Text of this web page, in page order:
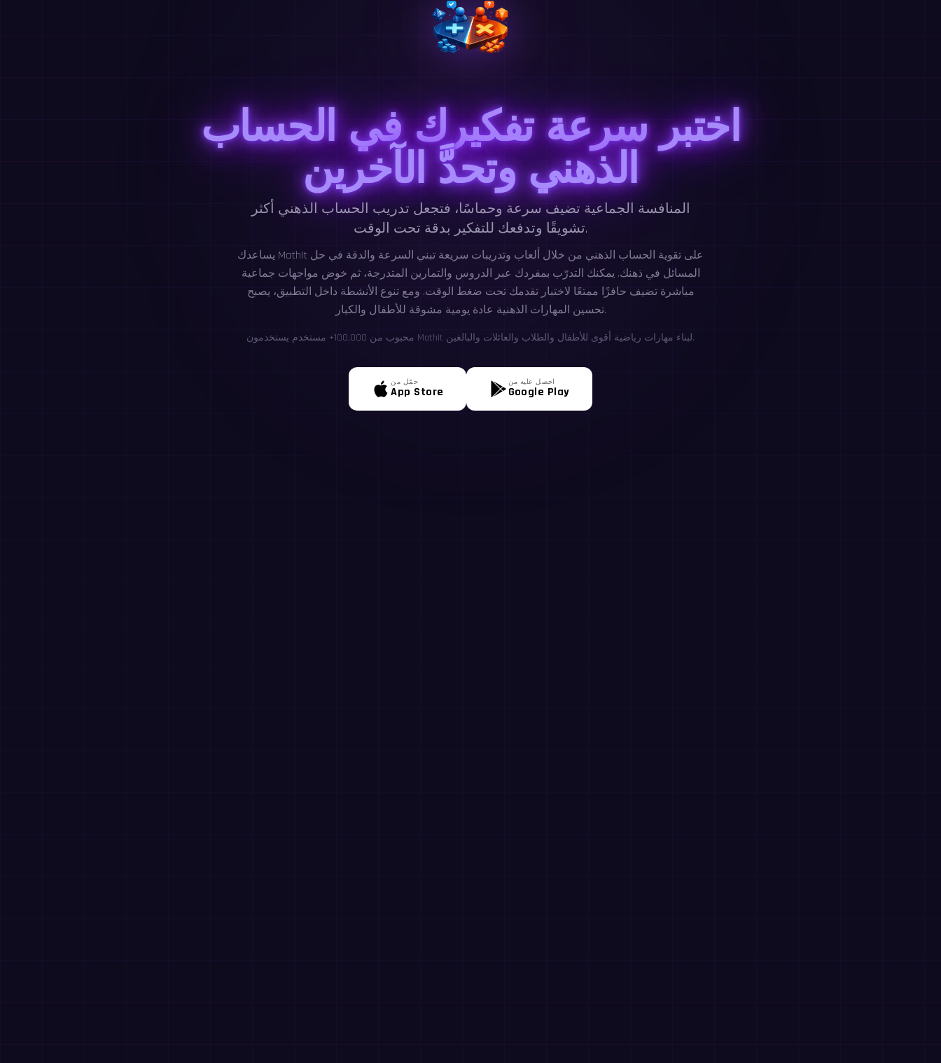
اختبر سرعة تفكيرك في الحساب
الذهني وتحدَّ الآخرين
المنافسة الجماعية تضيف سرعة وحماسًا، فتجعل تدريب الحساب الذهني أكثر
تشويقًا وتدفعك للتفكير بدقة تحت الوقت.
يساعدك MathIt على تقوية الحساب الذهني من خلال ألعاب وتدريبات سريعة تبني السرعة والدقة في حل
المسائل في ذهنك. يمكنك التدرّب بمفردك عبر الدروس والتمارين المتدرجة، ثم خوض مواجهات جماعية
مباشرة تضيف حافزًا ممتعًا لاختبار تقدمك تحت ضغط الوقت. ومع تنوع الأنشطة داخل التطبيق، يصبح
تحسين المهارات الذهنية عادة يومية مشوقة للأطفال والكبار.
محبوب من 100,000+ مستخدم يستخدمون MathIt لبناء مهارات رياضية أقوى للأطفال والطلاب والعائلات والبالغين.
حمّل من
App Store
احصل عليه من
Google Play